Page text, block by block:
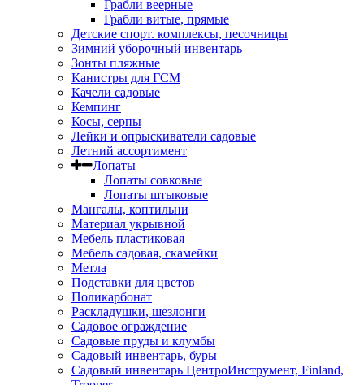
Грабли веерные
Грабли витые, прямые
Детские спорт. комплексы, песочницы
Зимний уборочный инвентарь
Зонты пляжные
Канистры для ГСМ
Качели садовые
Кемпинг
Косы, серпы
Лейки и опрыскиватели садовые
Летний ассортимент
Лопаты
Лопаты совковые
Лопаты штыковые
Мангалы, коптильни
Материал укрывной
Мебель пластиковая
Мебель садовая, скамейки
Метла
Подставки для цветов
Поликарбонат
Раскладушки, шезлонги
Садовое ограждение
Садовые пруды и клумбы
Садовый инвентарь, буры
Садовый инвентарь ЦентроИнструмент, Finland,